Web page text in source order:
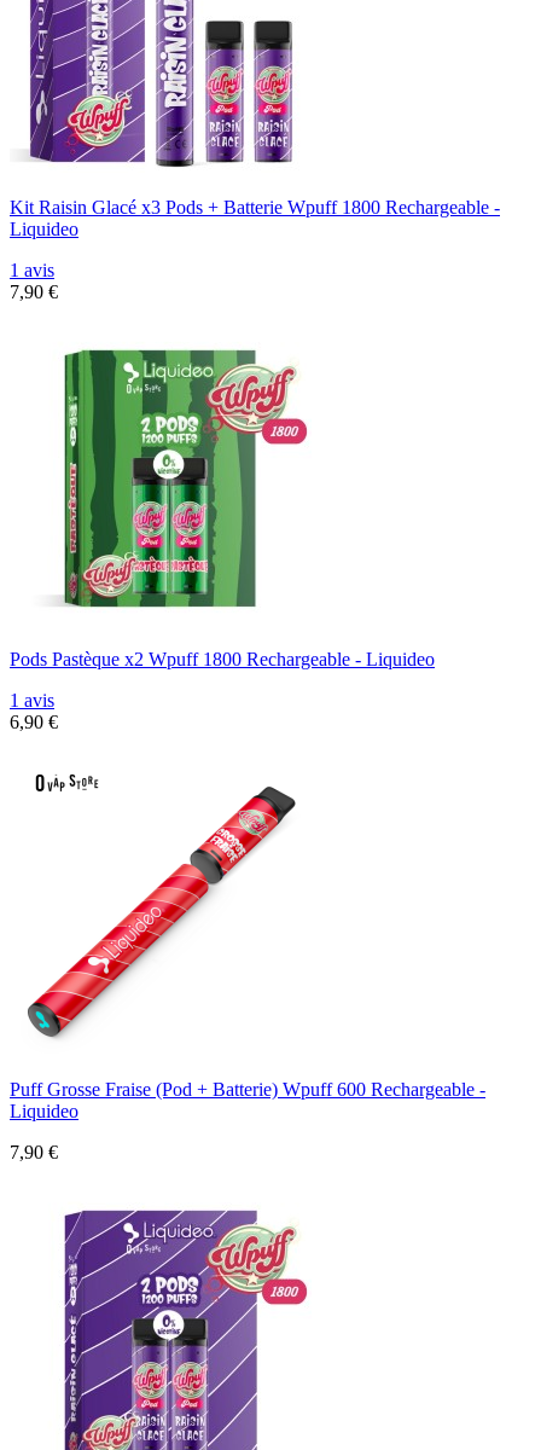
Kit Raisin Glacé x3 Pods + Batterie Wpuff 1800 Rechargeable -
Liquideo
1 avis
7,90 €
Pods Pastèque x2 Wpuff 1800 Rechargeable - Liquideo
1 avis
6,90 €
Puff Grosse Fraise (Pod + Batterie) Wpuff 600 Rechargeable -
Liquideo
7,90 €